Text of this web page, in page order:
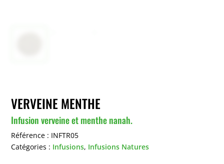
VERVEINE MENTHE
Infusion verveine et menthe nanah.
Référence : INFTR05
Catégories : Infusions, Infusions Natures